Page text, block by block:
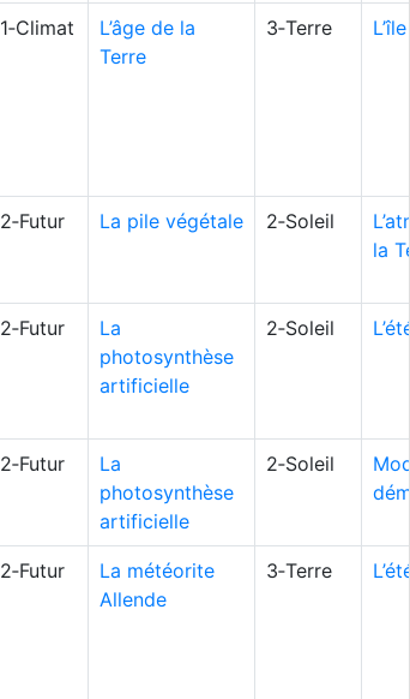
1‑Climat
L’âge de la
Terre
3‑Terre
2‑Futur La pile végétale 2‑Soleil
la
2‑Futur
La
photosynthèse
artificielle
2‑Soleil
2‑Futur
La
photosynthèse
artificielle
2‑Soleil
2‑Futur
La météorite
Allende
3‑Terre